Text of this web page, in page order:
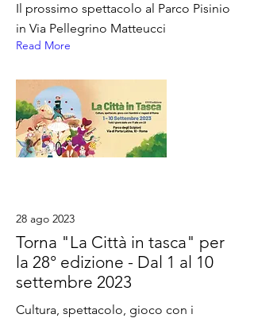
Il prossimo spettacolo al Parco Pisinio
in Via Pellegrino Matteucci
Read More
28 ago 2023
Torna "La Città in tasca" per
la 28° edizione - Dal 1 al 10
settembre 2023
Cultura, spettacolo, gioco con i